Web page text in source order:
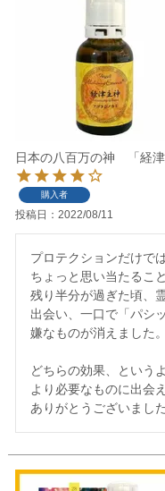
日本の八百万の神 「経津
購入者
投稿日 2022/08/11
プロテクションだけで
ちょっと思い当たるこ
残り半分が過ぎた頃、
出会い、一口で「パシ
嫌なものが消えました。
どちらの効果、という
より必要なものに出会
ありがとうございました